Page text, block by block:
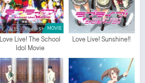
MOVIE
Love Live! The School
Idol Movie
Love Live! Sunshine!!